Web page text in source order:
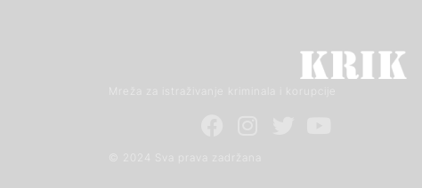
Mreža za istraživanje kriminala i korupcije
© 2024 Sva prava zadržana